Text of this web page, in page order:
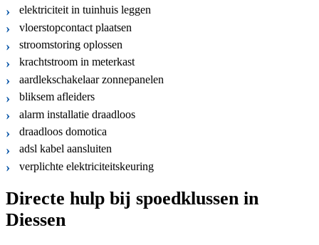
elektriciteit in tuinhuis leggen
vloerstopcontact plaatsen
stroomstoring oplossen
krachtstroom in meterkast
aardlekschakelaar zonnepanelen
bliksem afleiders
alarm installatie draadloos
draadloos domotica
adsl kabel aansluiten
verplichte elektriciteitskeuring
Directe hulp bij spoedklussen in
Diessen